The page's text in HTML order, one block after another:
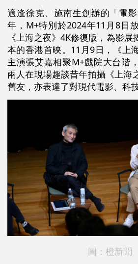
適逢徐克、施南生創辦的「電
年，M+特別於2024年11月8日
《上海之夜》4K修復版，為影
本的香港首映。11月9日，《上
主演張艾嘉相聚M+戲院大台階
兩人在現場趣談昔年拍攝《上海
舊友，亦表達了對現代電影、科
圖：橙新聞